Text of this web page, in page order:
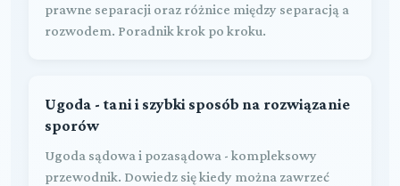
prawne separacji oraz różnice między separacją a
rozwodem. Poradnik krok po kroku.
Ugoda - tani i szybki sposób na rozwiązanie
sporów
Ugoda sądowa i pozasądowa - kompleksowy
przewodnik. Dowiedz się kiedy można zawrzeć